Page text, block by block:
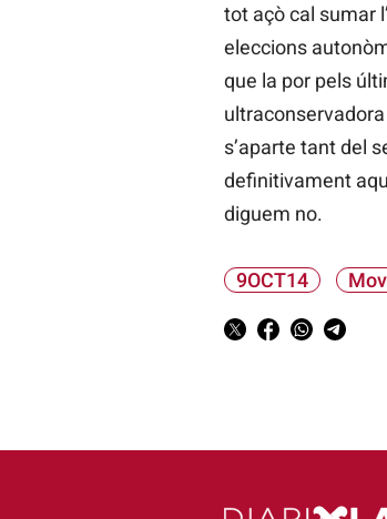
tot açò cal sumar
eleccions
que la por pels
s’aparte tant del
definitivament
diguem no.
9OCT14